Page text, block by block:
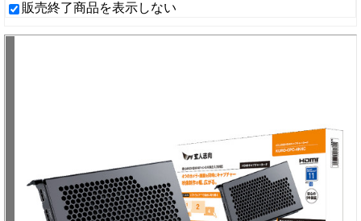
販売終了商品を表示しない